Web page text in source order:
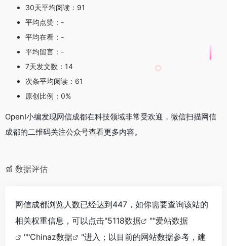
30天平均阅读：91
平均点赞：-
平均在看：-
平均留言：-
7天发文数：14
次条平均阅读：61
原创比例：0%
OpenI小编发现网信成都在科技领域非常受欢迎，微信扫描网信
成都的二维码关注公众号查看更多内容。
数据评估
网信成都浏览人数已经达到447，如你需要查询该站的
相关权重信息，可以点击"5118数据 ""爱站数据
""Chinaz数据
"进入；以目前的网站数据参考，建